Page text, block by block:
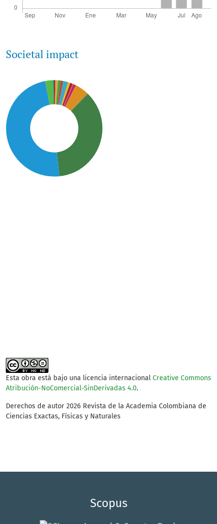
Societal impact
Esta obra está bajo una licencia internacional Creative Commons
Atribución-NoComercial-SinDerivadas 4.0.
Derechos de autor 2026 Revista de la Academia Colombiana de
Ciencias Exactas, Físicas y Naturales
Scopus